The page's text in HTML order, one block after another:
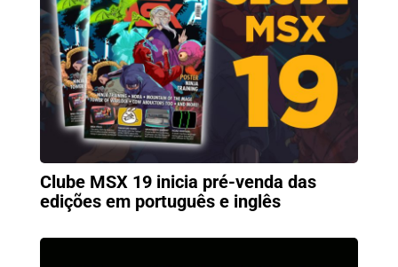
Clube MSX 19 inicia pré-venda das
edições em português e inglês